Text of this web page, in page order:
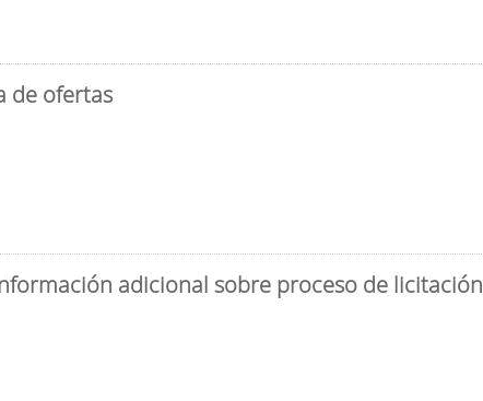
de ofertas
adicional sobre proceso de licitación